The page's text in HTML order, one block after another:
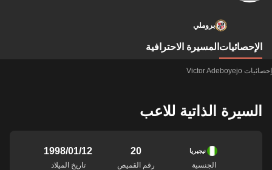
بروملي
الإحصائيات المسيرة الاحترافية
إحصائيات Victor Adeboyejo
السيرة الذاتية للاعب
نيجيريا
الجنسية
20
رقم القميص
12‏/01‏/1998
تاريخ الميلاد